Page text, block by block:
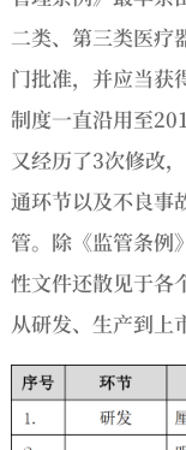
二类、第三类医疗
门批准，并应当获
制度一直沿用至
又经历了3次修改
通环节以及不良事
管。除《监管条例
性文件还散见于各
从研发、生产到上